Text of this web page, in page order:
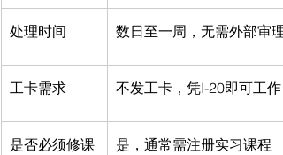
处理时间 数日至一周，无需外部审理
工卡需求 不发工卡，凭I-20即可工作
是否必须修课 是，通常需注册实习课程